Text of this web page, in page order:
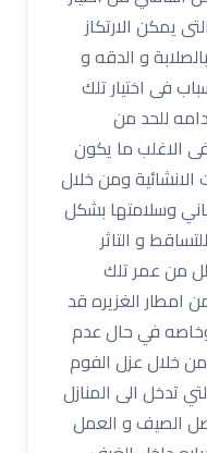
يمكن الارتكاز
و الدقه و
فى اختيار تلك
للحد من
الاغلب ما يكون
الانشائية ومن خلال
وسلامتها بشكل
و التاثر
من عمر تلك
امطار الغزيره قد
في حال عدم
خلال عزل الفوم
تدخل الى المنازل
الصيف و العمل